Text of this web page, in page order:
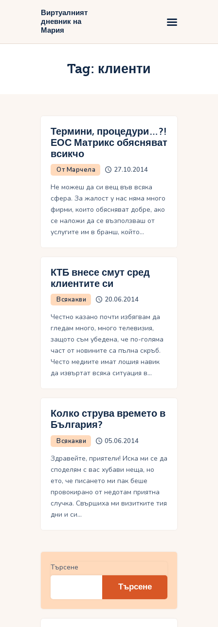
Виртуалният
дневник на
Мария
Tag: клиенти
Виртуалният дневник на Мария
Термини, процедури…?!
ЕОС Матрикс обясняват
всикчо
От Марчела 27.10.2014
Не можеш да си вещ във всяка
сфера. За жалост у нас няма много
фирми, които обясняват добре, ако
се наложи да се възползваш от
услугите им в бранш, който…
КТБ внесе смут сред
клиентите си
Всякакви 20.06.2014
Честно казано почти избягвам да
гледам много, много телевизия,
защото съм убедена, че по-голяма
част от новините са пълна скръб.
Често медиите имат лошия навик
да извъртат всяка ситуация в…
Колко струва времето в
България?
Всякакви 05.06.2014
Здравейте, приятели! Иска ми се да
споделям с вас хубави неща, но
ето, че писането ми пак беше
провокирано от недотам приятна
случка. Свършиха ми визитките тия
дни и си…
Търсене
Търсене